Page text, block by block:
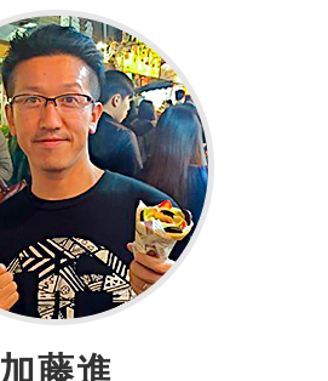
加藤進